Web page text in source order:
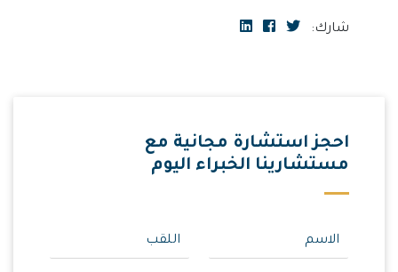
شارك:
احجز استشارة مجانية مع
مستشارينا الخبراء اليوم